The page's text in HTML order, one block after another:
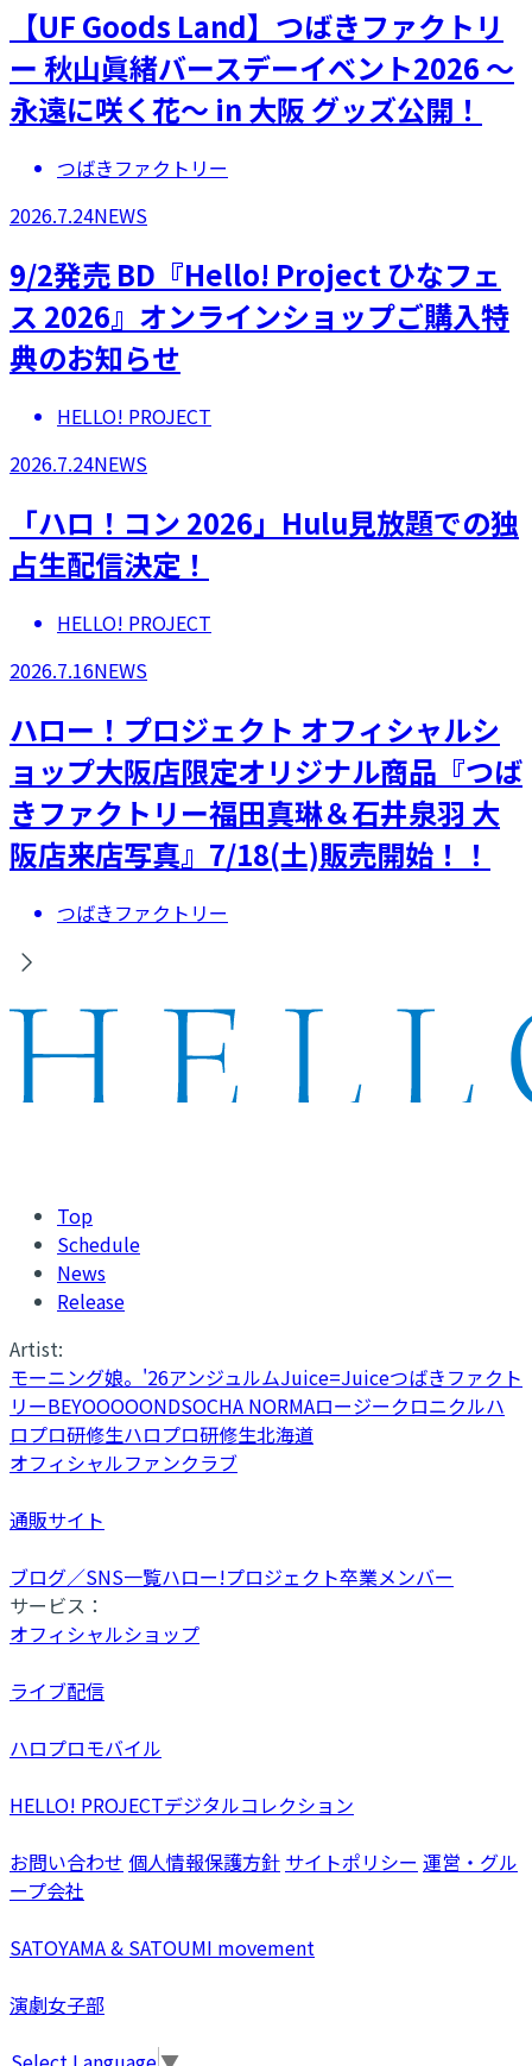
【UF Goods Land】つばきファクトリ
ー 秋山眞緒バースデーイベント2026 ～
永遠に咲く花～ in 大阪 グッズ公開！
つばきファクトリー
2026.7.24NEWS
9/2発売 BD『Hello! Project ひなフェ
ス 2026』オンラインショップご購入特
典のお知らせ
HELLO! PROJECT
2026.7.24NEWS
「ハロ！コン 2026」Hulu見放題での独
占生配信決定！
HELLO! PROJECT
2026.7.16NEWS
ハロー！プロジェクト オフィシャルシ
ョップ大阪店限定オリジナル商品『つば
きファクトリー福田真琳＆石井泉羽 大
阪店来店写真』7/18(土)販売開始！！
つばきファクトリー
Top
Schedule
News
Release
Artist:
モーニング娘。'26アンジュルムJuice=Juiceつばきファクト
リーBEYOOOOONDSOCHA NORMAロージークロニクルハ
ロプロ研修生ハロプロ研修生北海道
オフィシャルファンクラブ
通販サイト
ブログ／SNS一覧ハロー!プロジェクト卒業メンバー
サービス：
オフィシャルショップ
ライブ配信
ハロプロモバイル
HELLO! PROJECTデジタルコレクション
お問い合わせ 個人情報保護方針 サイトポリシー 運営・グル
ープ会社
SATOYAMA & SATOUMI movement
演劇女子部